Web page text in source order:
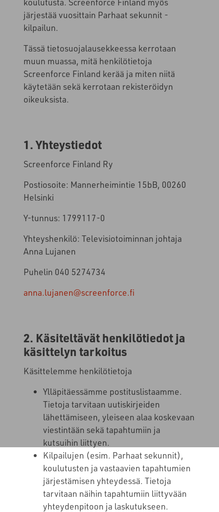
järjestää vuosittain Parhaat sekunnit -
kilpailun.
Tässä tietosuojalausekkeessa kerrotaan
muun muassa, mitä henkilötietoja
Screenforce Finland kerää ja miten niitä
käytetään sekä kerrotaan rekisteröidyn
oikeuksista.
1. Yhteystiedot
Screenforce Finland Ry
Postiosoite: Mannerheimintie 15bB, 00260
Helsinki
Y-tunnus: 1799117-0
Yhteyshenkilö: Televisiotoiminnan johtaja
Anna Lujanen
Puhelin 040 5274734
anna.lujanen@screenforce.fi
2. Käsiteltävät henkilötiedot ja
käsittelyn tarkoitus
Käsittelemme henkilötietoja
Ylläpitäessämme postituslistaamme.
Tietoja tarvitaan uutiskirjeiden
lähettämiseen, yleiseen alaa koskevaan
viestintään sekä tapahtumiin ja
kutsuihin liittyen.
Kilpailujen (esim. Parhaat sekunnit),
koulutusten ja vastaavien tapahtumien
järjestämisen yhteydessä. Tietoja
tarvitaan näihin tapahtumiin liittyvään
yhteydenpitoon ja laskutukseen.